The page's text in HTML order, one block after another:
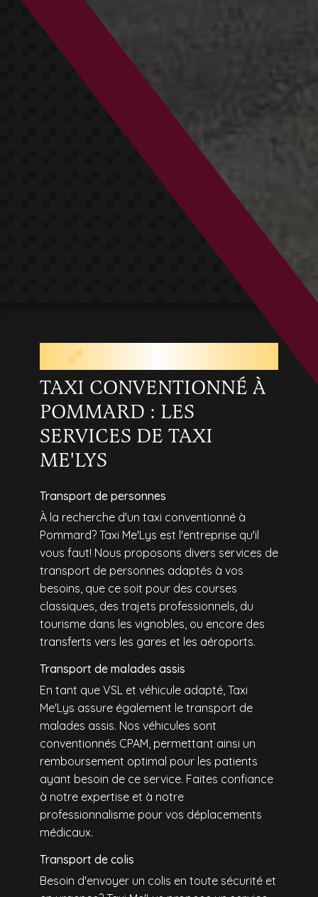
TAXI CONVENTIONNÉ À
POMMARD : LES
SERVICES DE TAXI
ME'LYS
Transport de personnes
À la recherche d'un taxi conventionné à
Pommard? Taxi Me'Lys est l'entreprise qu'il
vous faut! Nous proposons divers services de
transport de personnes adaptés à vos
besoins, que ce soit pour des courses
classiques, des trajets professionnels, du
tourisme dans les vignobles, ou encore des
transferts vers les gares et les aéroports.
Transport de malades assis
En tant que VSL et véhicule adapté, Taxi
Me'Lys assure également le transport de
malades assis. Nos véhicules sont
conventionnés CPAM, permettant ainsi un
remboursement optimal pour les patients
ayant besoin de ce service. Faites confiance
à notre expertise et à notre
professionnalisme pour vos déplacements
médicaux.
Transport de colis
Besoin d'envoyer un colis en toute sécurité et